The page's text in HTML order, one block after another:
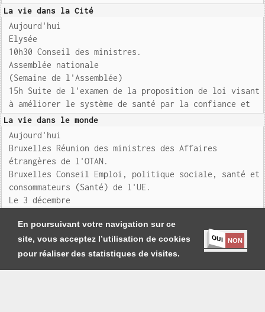
En poursuivant votre navigation sur ce
site, vous acceptez l’utilisation de cookies
pour réaliser des statistiques de visites.
OUI NON
La vie dans la Cité
Aujourd'hui
Elysée
10h30 Conseil des ministres.
Assemblée nationale
(Semaine de l'Assemblée)
15h Suite de l'examen de la proposition de loi visant
à améliorer le système de santé par la confiance et
La vie dans le monde
Aujourd'hui
Bruxelles Réunion des ministres des Affaires
étrangères de l'OTAN.
Bruxelles Conseil Emploi, politique sociale, santé et
consommateurs (Santé) de l'UE.
Le 3 décembre